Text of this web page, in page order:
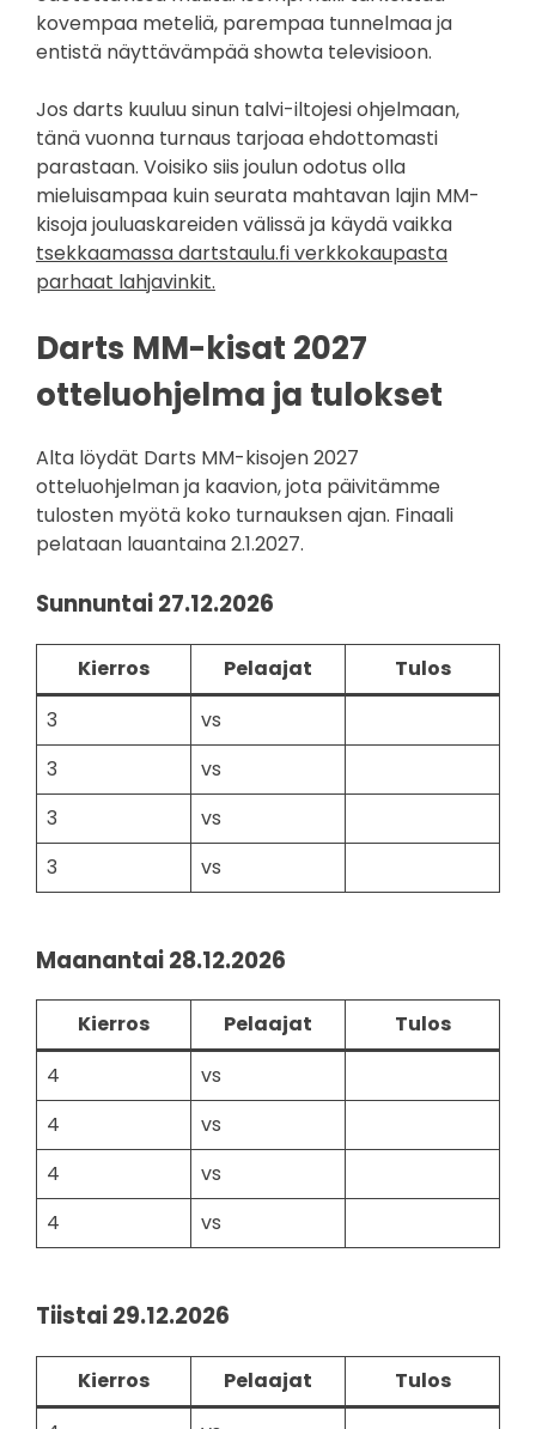
kovempaa meteliä, parempaa tunnelmaa ja
entistä näyttävämpää showta televisioon.
Jos darts kuuluu sinun talvi-iltojesi ohjelmaan,
tänä vuonna turnaus tarjoaa ehdottomasti
parastaan. Voisiko siis joulun odotus olla
mieluisampaa kuin seurata mahtavan lajin MM-
kisoja jouluaskareiden välissä ja käydä vaikka
tsekkaamassa dartstaulu.fi verkkokaupasta
parhaat lahjavinkit.
Darts MM-kisat 2027
otteluohjelma ja tulokset
Alta löydät Darts MM-kisojen 2027
otteluohjelman ja kaavion, jota päivitämme
tulosten myötä koko turnauksen ajan. Finaali
pelataan lauantaina 2.1.2027.
Sunnuntai 27.12.2026
Kierros Pelaajat
Tulos
3
vs
3
vs
3
vs
3
vs
Maanantai 28.12.2026
Kierros Pelaajat
Tulos
4
vs
4
vs
4
vs
4
vs
Tiistai 29.12.2026
Kierros Pelaajat
Tulos